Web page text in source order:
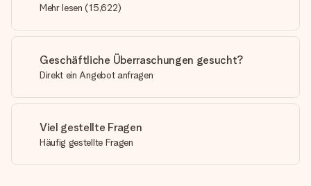
Mehr lesen (15,622)
Geschäftliche Überraschungen gesucht?
Direkt ein Angebot anfragen
Viel gestellte Fragen
Häufig gestellte Fragen